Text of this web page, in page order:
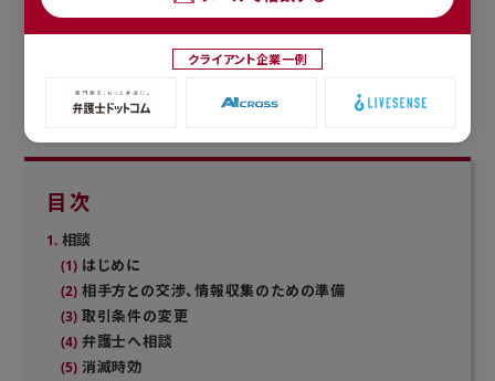
しかし、支払猶予の要請がなされるなど、約定弁済が滞る状態となっ
た場合には、債権回収の対応に着手することになります。
本記事では、債権回収の基本的な考え方・準備について説明します。
目次
相談
はじめに
相手方との交渉、情報収集のための準備
取引条件の変更
弁護士へ相談
消滅時効
クライアント企業一例